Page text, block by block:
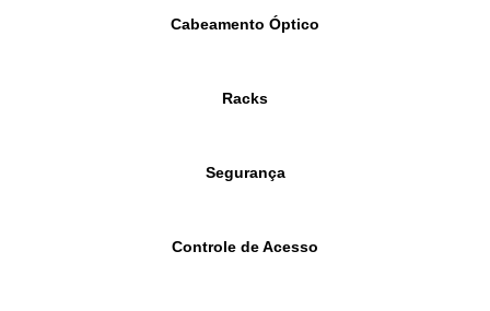
Cabeamento Óptico
Racks
Segurança
Controle de Acesso